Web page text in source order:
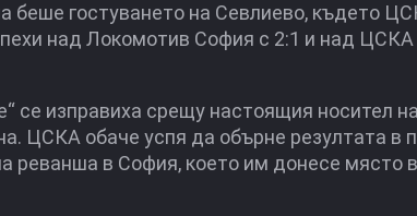
беше гостуването на Севлиево, където
над Локомотив София с 2:1 и над ЦСКА
се изправиха срещу настоящия носител
ЦСКА обаче успя да обърне резултата в
реванша в София, което им донесе място